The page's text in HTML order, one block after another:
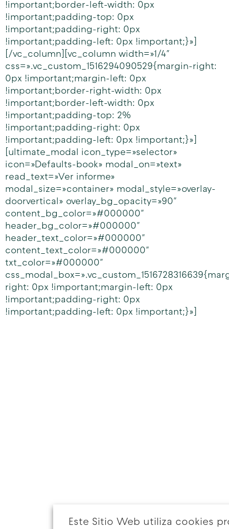
!important;border-left-width: 0px
!important;padding-top: 0px
!important;padding-right: 0px
!important;padding-left: 0px !important;}»]
[/vc_column][vc_column width=»1/4″
css=».vc_custom_1516294090529{margin-right:
0px !important;margin-left: 0px
!important;border-right-width: 0px
!important;border-left-width: 0px
!important;padding-top: 2%
!important;padding-right: 0px
!important;padding-left: 0px !important;}»]
[ultimate_modal icon_type=»selector»
icon=»Defaults-book» modal_on=»text»
read_text=»Ver informe»
modal_size=»container» modal_style=»overlay-
doorvertical» overlay_bg_opacity=»90″
content_bg_color=»#000000″
header_bg_color=»#000000″
header_text_color=»#000000″
content_text_color=»#000000″
txt_color=»#000000″
right: 0px !important;margin-left: 0px
!important;padding-right: 0px
!important;padding-left: 0px !important;}»]
Este Sitio Web utiliza cookies